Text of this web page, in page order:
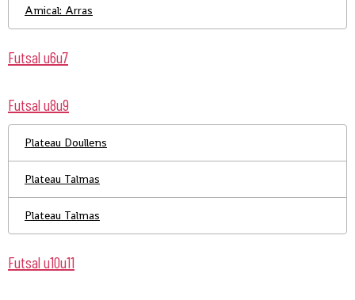
Amical: Arras
Futsal u6u7
Futsal u8u9
Plateau Doullens
Plateau Talmas
Plateau Talmas
Futsal u10u11